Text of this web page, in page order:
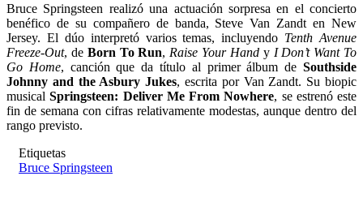
Bruce Springsteen realizó una actuación sorpresa en el concierto
benéfico de su compañero de banda, Steve Van Zandt en New
Jersey. El dúo interpretó varios temas, incluyendo Tenth Avenue
Freeze-Out, de Born To Run, Raise Your Handy I Don’t Want To
Go Home, canción que da título al primer álbum deSouthside
Johnny and the Asbury Jukes, escrita por Van Zandt. Su biopic
musicalSpringsteen: Deliver Me From Nowhere, se estrenó este
fin de semana con cifras relativamente modestas, aunque dentro del
rango previsto.
Etiquetas
Bruce Springsteen